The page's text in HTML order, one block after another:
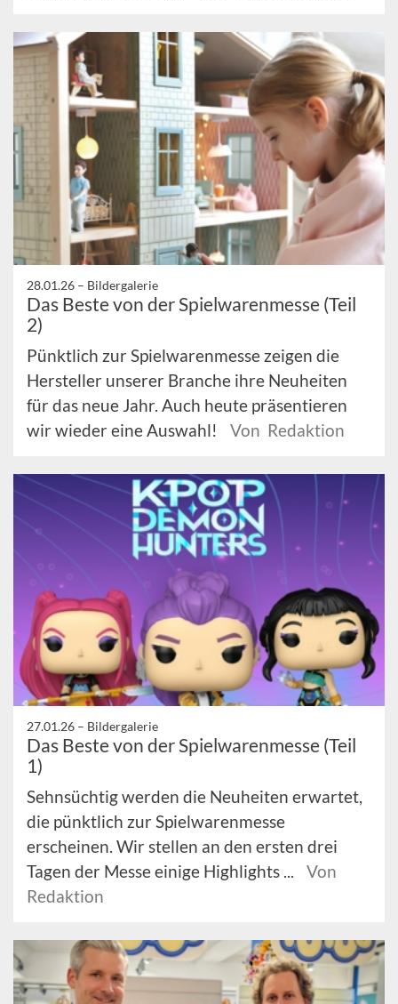
28.01.26 – Bildergalerie
Das Beste von der Spielwarenmesse (Teil
2)
Pünktlich zur Spielwarenmesse zeigen die
Hersteller unserer Branche ihre Neuheiten
für das neue Jahr. Auch heute präsentieren
wir wieder eine Auswahl!
Von Redaktion
27.01.26 – Bildergalerie
Das Beste von der Spielwarenmesse (Teil
1)
Sehnsüchtig werden die Neuheiten erwartet,
die pünktlich zur Spielwarenmesse
erscheinen. Wir stellen an den ersten drei
Tagen der Messe einige Highlights ...
Von
Redaktion